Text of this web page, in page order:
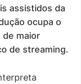
assistidos da
ocupa o
maior
de streaming.